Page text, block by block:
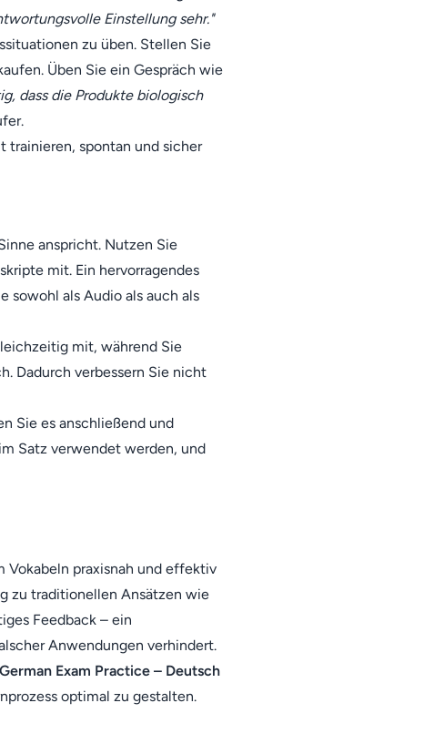
Einstellung sehr."
zu üben. Stellen Sie
Üben Sie ein Gespräch wie
dass die Produkte biologisch
trainieren, spontan und sicher
anspricht. Nutzen Sie
mit. Ein hervorragendes
sowohl als Audio als auch als
mit, während Sie
Dadurch verbessern Sie nicht
Sie es anschließend und
Satz verwendet werden, und
praxisnah und effektiv
zu traditionellen Ansätzen wie
Feedback – ein
Anwendungen verhindert.
German Exam Practice – Deutsch
optimal zu gestalten.